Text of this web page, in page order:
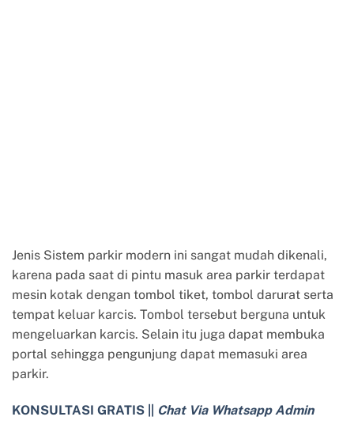
Jenis Sistem parkir modern ini sangat mudah dikenali,
karena pada saat di pintu masuk area parkir terdapat
mesin kotak dengan tombol tiket, tombol darurat serta
tempat keluar karcis. Tombol tersebut berguna untuk
mengeluarkan karcis. Selain itu juga dapat membuka
portal sehingga pengunjung dapat memasuki area
parkir.
KONSULTASI GRATIS || Chat Via Whatsapp Admin